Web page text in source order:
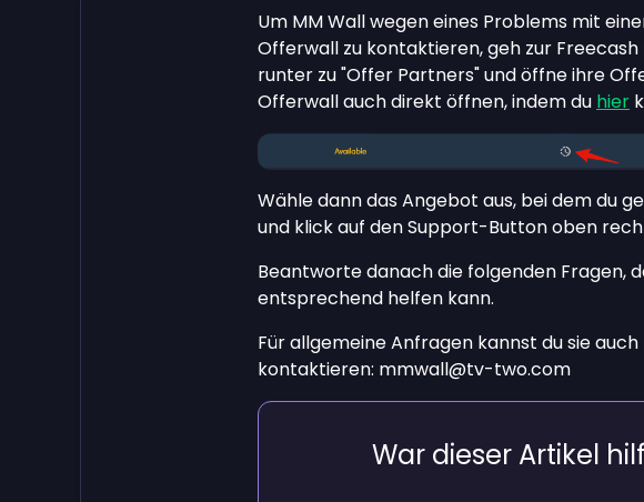
Um MM Wall wegen eines Problems mit
Offerwall zu kontaktieren, geh zur
runter zu "Offer Partners" und öffne ihre
Offerwall auch direkt öffnen, indem du hier
Wähle dann das Angebot aus, bei dem du
und klick auf den Support-Button oben
Beantworte danach die folgenden Fragen,
entsprechend helfen kann.
Für allgemeine Anfragen kannst du sie
kontaktieren: mmwall@tv-two.com
War dieser Artikel